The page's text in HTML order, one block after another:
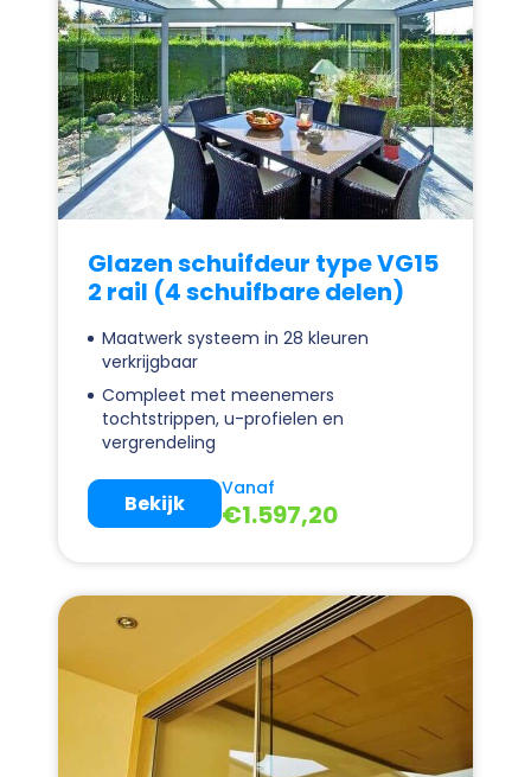
Glazen schuifdeur type VG15
2 rail (4 schuifbare delen)
Maatwerk systeem in 28 kleuren
verkrijgbaar
Compleet met meenemers
tochtstrippen, u-profielen en
vergrendeling
Vanaf
€1.597,20
Bekijk